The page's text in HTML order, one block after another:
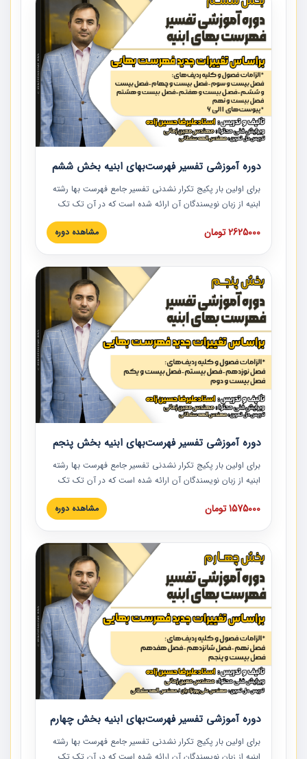
دوره آموزشی تفسیر فهرست‌بهای ابنیه بخش ششم
برای اولین بار پکیج تکرار نشدنی تفسیر جامع فهرست بها رشته
ابنیه از زبان نویسندگان آن ارائه شده است که در آن تک تک
ردیف ها و مطالب فهرست بها تفسیر و ارائه شده است. این
دوره به صورت کامل تصویری بوده و به همراه تصاویر عملیات
دوره با کلام مهندس علیرضاحسین‌زاده مدیر پروژه مهندسی
مشاور در امر بازنگری فهرست بها رشته ابنیه ارائه شده و به تمام
همکارانی که در حوزه صنعت ساخت در حال فعالیت هستند حتما
توصیه می کنیم از مطالب این دوره استفاده نمایند.
2625000 تومان مشاهده دوره
دوره آموزشی تفسیر فهرست‌بهای ابنیه بخش پنجم
برای اولین بار پکیج تکرار نشدنی تفسیر جامع فهرست بها رشته
ابنیه از زبان نویسندگان آن ارائه شده است که در آن تک تک
ردیف ها و مطالب فهرست بها تفسیر و ارائه شده است. این
دوره به صورت کامل تصویری بوده و به همراه تصاویر عملیات
دوره با کلام مهندس علیرضاحسین‌زاده مدیر پروژه مهندسی
مشاور در امر بازنگری فهرست بها رشته ابنیه ارائه شده و به تمام
همکارانی که در حوزه صنعت ساخت در حال فعالیت هستند حتما
توصیه می کنیم از مطالب این دوره استفاده نمایند.
1575000 تومان مشاهده دوره
دوره آموزشی تفسیر فهرست‌بهای ابنیه بخش چهارم
برای اولین بار پکیج تکرار نشدنی تفسیر جامع فهرست بها رشته